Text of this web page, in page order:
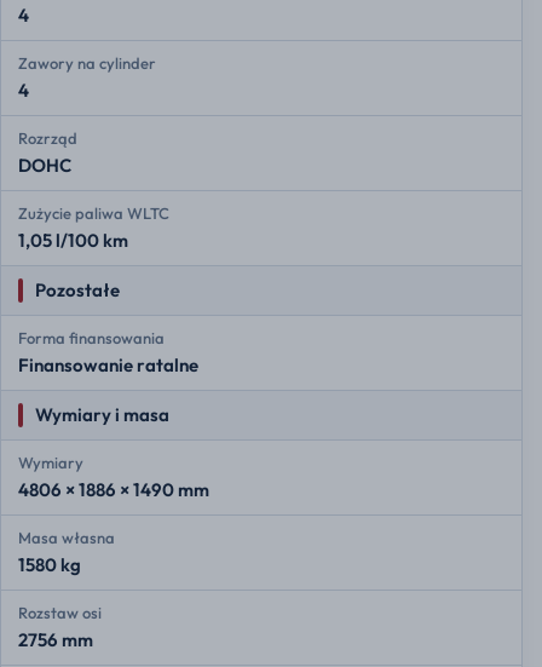
4
Zawory na cylinder
4
Rozrząd
DOHC
Zużycie paliwa WLTC
1,05 l/100 km
Pozostałe
Forma finansowania
Finansowanie ratalne
Wymiary i masa
Wymiary
4806 × 1886 × 1490 mm
Masa własna
1580 kg
Rozstaw osi
2756 mm